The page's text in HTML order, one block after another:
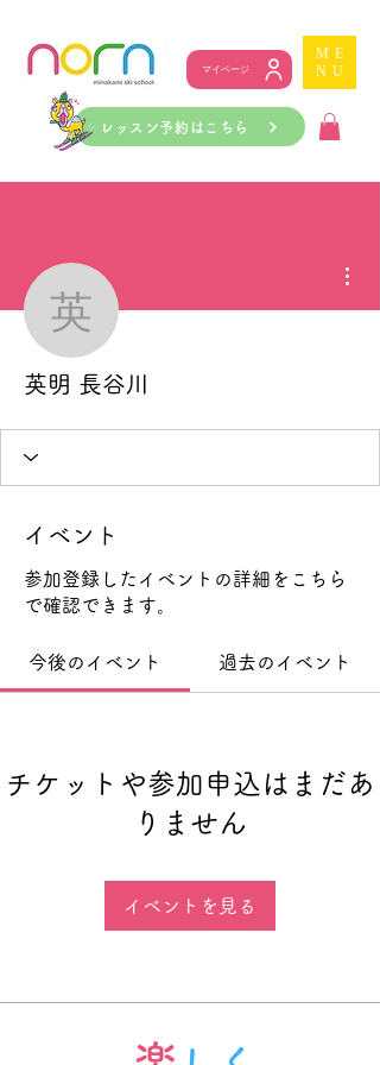
マイページ
ME
NU
レッスン予約はこちら
英明 長谷川
英明 長谷川
イベント
参加登録したイベントの詳細をこちら
で確認できます。
今後のイベント 過去のイベント
チケットや参加申込はまだあ
りません
イベントを見る